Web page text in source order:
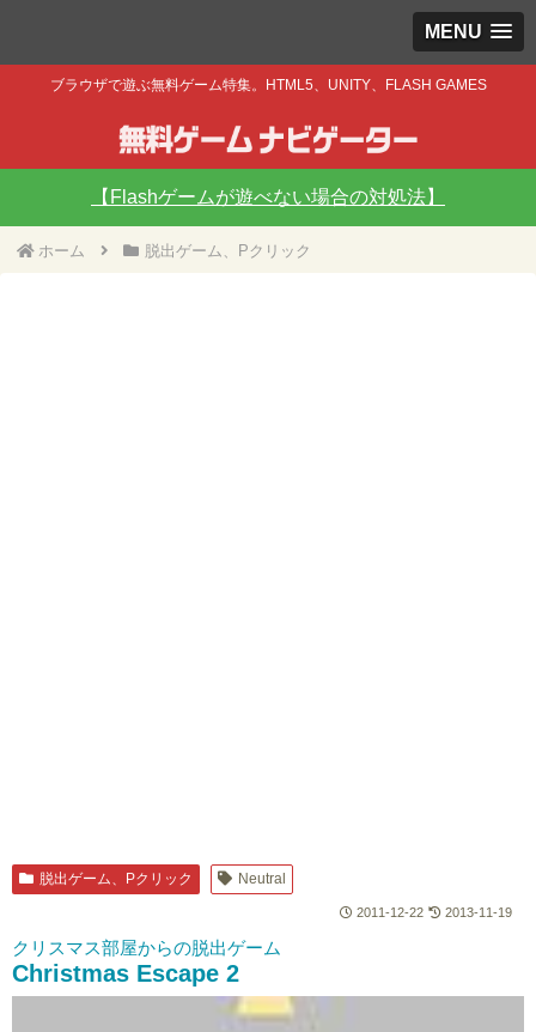
MENU
ブラウザで遊ぶ無料ゲーム特集。HTML5、UNITY、FLASH GAMES
【Flashゲームが遊べない場合の対処法】
ホーム 脱出ゲーム、Pクリック
脱出ゲーム、Pクリック Neutral
2011-12-22 2013-11-19
クリスマス部屋からの脱出ゲーム
Christmas Escape 2